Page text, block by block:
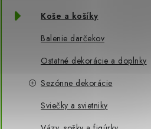
Koše a košíky
Balenie darčekov
Ostatné dekorácie a doplnky
Sezónne dekorácie
Sviečky a svietniky